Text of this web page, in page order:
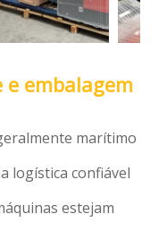
embalagem
marítimo
logística confiável
estejam